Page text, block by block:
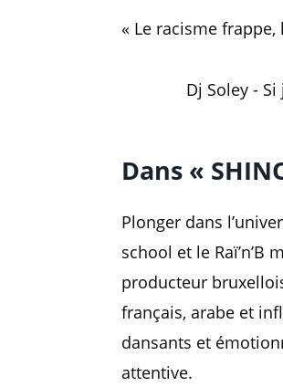
« Le racisme
Dj Soley -
Dans «
Plonger dans
school et le
producteur
français, arabe et
dansants et
attentive.